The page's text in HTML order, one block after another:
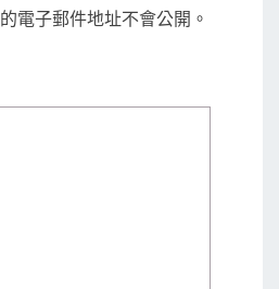
電子郵件地址不會公開。